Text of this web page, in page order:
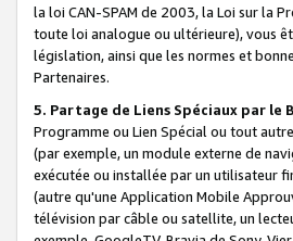
la loi CAN-SPAM de 2003, la Loi sur la
toute loi analogue ou ultérieure), vous
législation, ainsi que les normes et
Partenaires.
5. Partage de Liens Spéciaux par le
Programme ou Lien Spécial ou tout
(par exemple, un module externe de
exécutée ou installée par un utilisateur
(autre qu'une Application Mobile
télévision par câble ou satellite, un